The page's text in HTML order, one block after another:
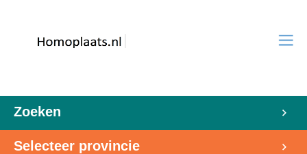
Zoeken
Selecteer provincie